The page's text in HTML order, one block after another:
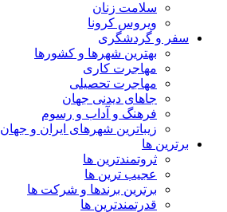
سلامت زنان
ویروس کرونا
سفر و گردشگری
بهترین شهرها و کشورها
مهاجرت کاری
مهاجرت تحصیلی
جاهای دیدنی جهان
فرهنگ و آداب و رسوم
زیباترین شهرهای ایران و جهان
برترین ها
ثروتمندترین ها
عجیب ترین ها
برترین برندها و شرکت ها
قدرتمندترین ها